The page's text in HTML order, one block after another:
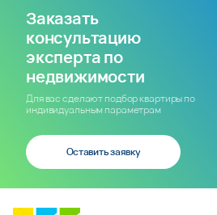
Заказать
консультацию
эксперта по
недвижимости
Для вас сделают подбор квартиры по
индивидуальным параметрам
Оставить заявку